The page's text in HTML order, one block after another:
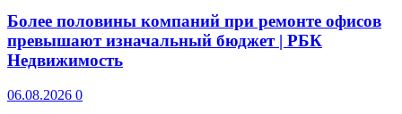
Более половины компаний при ремонте офисов
превышают изначальный бюджет | РБК
Недвижимость
06.08.2026 0